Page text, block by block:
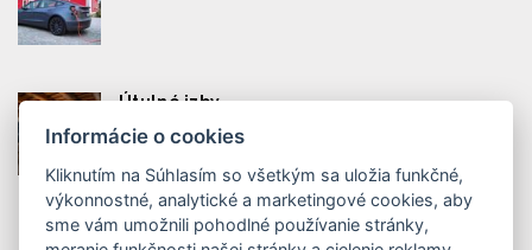
Útulné izby
Informácie o cookies
Kliknutím na Súhlasím so všetkým sa uložia funkčné,
výkonnostné, analytické a marketingové cookies, aby
sme vám umožnili pohodlné používanie stránky,